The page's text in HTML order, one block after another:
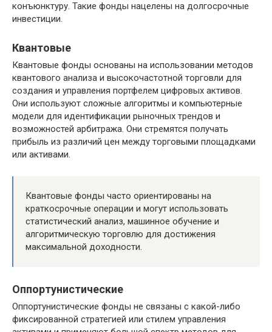
конъюнктуру. Такие фонды нацелены на долгосрочные
инвестиции.
Квантовые
Квантовые фонды основаны на использовании методов
квантового анализа и высокочастотной торговли для
создания и управления портфелем цифровых активов.
Они используют сложные алгоритмы и компьютерные
модели для идентификации рыночных трендов и
возможностей арбитража. Они стремятся получать
прибыль из различий цен между торговыми площадками
или активами.
Квантовые фонды часто ориентированы на
краткосрочные операции и могут использовать
статистический анализ, машинное обучение и
алгоритмическую торговлю для достижения
максимальной доходности.
Оппортунистические
Оппортунистические фонды не связаны с какой-либо
фиксированной стратегией или стилем управления